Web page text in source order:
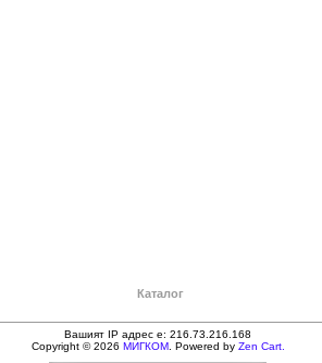
Каталог
Вашият IP адрес е: 216.73.216.168
Copyright © 2026 МИГКОМ. Powered by Zen Cart.